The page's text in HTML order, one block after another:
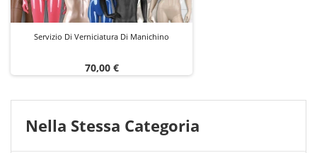
Servizio Di Verniciatura Di Manichino
Prezzo
70,00 €
Nella Stessa Categoria